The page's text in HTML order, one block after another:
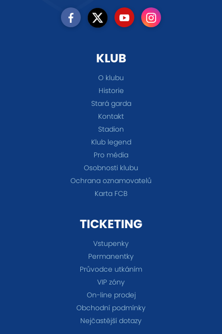
KLUB
O klubu
Historie
Stará garda
Kontakt
Stadion
Klub legend
Pro média
Osobnosti klubu
Ochrana oznamovatelů
Karta FCB
TICKETING
Vstupenky
Permanentky
Průvodce utkáním
VIP zóny
On-line prodej
Obchodní podmínky
Nejčastější dotazy